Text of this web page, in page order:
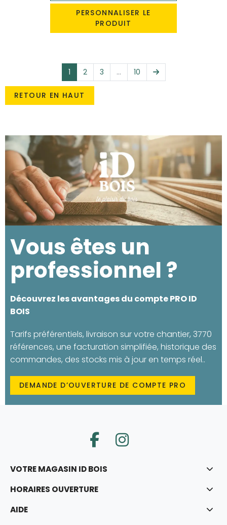
PERSONNALISER LE
PRODUIT
1 2 3 … 10 Suivant
RETOUR EN HAUT
Vous êtes un
professionnel ?
Découvrez les avantages du compte PRO ID
BOIS
Tarifs préférentiels, livraison sur votre chantier, 3770
références, une facturation simplifiée, historique des
commandes, des stocks mis à jour en temps réel..
DEMANDE D’OUVERTURE DE COMPTE PRO
VOTRE MAGASIN ID BOIS
HORAIRES OUVERTURE
AIDE